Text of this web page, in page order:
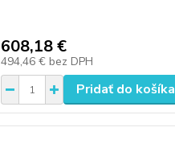
608,18 €
494,46 € bez DPH
Pridať do košíka